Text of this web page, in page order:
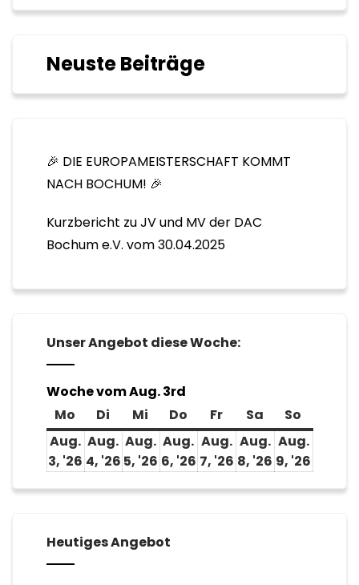
Neuste Beiträge
🎉 DIE EUROPAMEISTERSCHAFT KOMMT
NACH BOCHUM! 🎉
Kurzbericht zu JV und MV der DAC
Bochum e.V. vom 30.04.2025
Unser Angebot diese Woche:
Woche vom Aug. 3rd
Mo Montag
Di Dienstag
Mi Mittwoch
Do Donnerstag
FrFreitag
Sa Samstag
So
Aug.
3, '26 3.
Aug.
4, '26 4.
Aug.
5, '26 5.
Aug.
6, '26 6.
Aug.
7, '26 7.
Aug.
8, '26 8.
Aug.
9, '26
Heutiges Angebot